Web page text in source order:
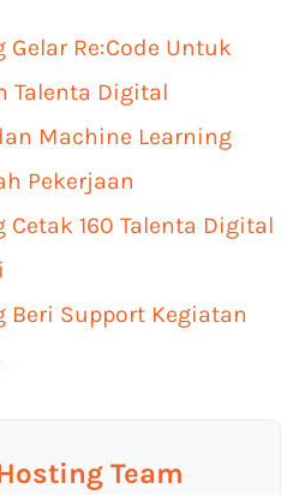
Re:Code Untuk
Talenta Digital
Machine Learning
Pekerjaan
Cetak 160 Talenta Digital
Beri Support Kegiatan
Team